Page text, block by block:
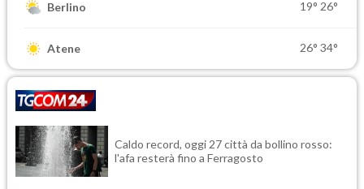
Berlino 19° 26°
Atene 26° 34°
Caldo record, oggi 27 città da bollino rosso:
l'afa resterà fino a Ferragosto